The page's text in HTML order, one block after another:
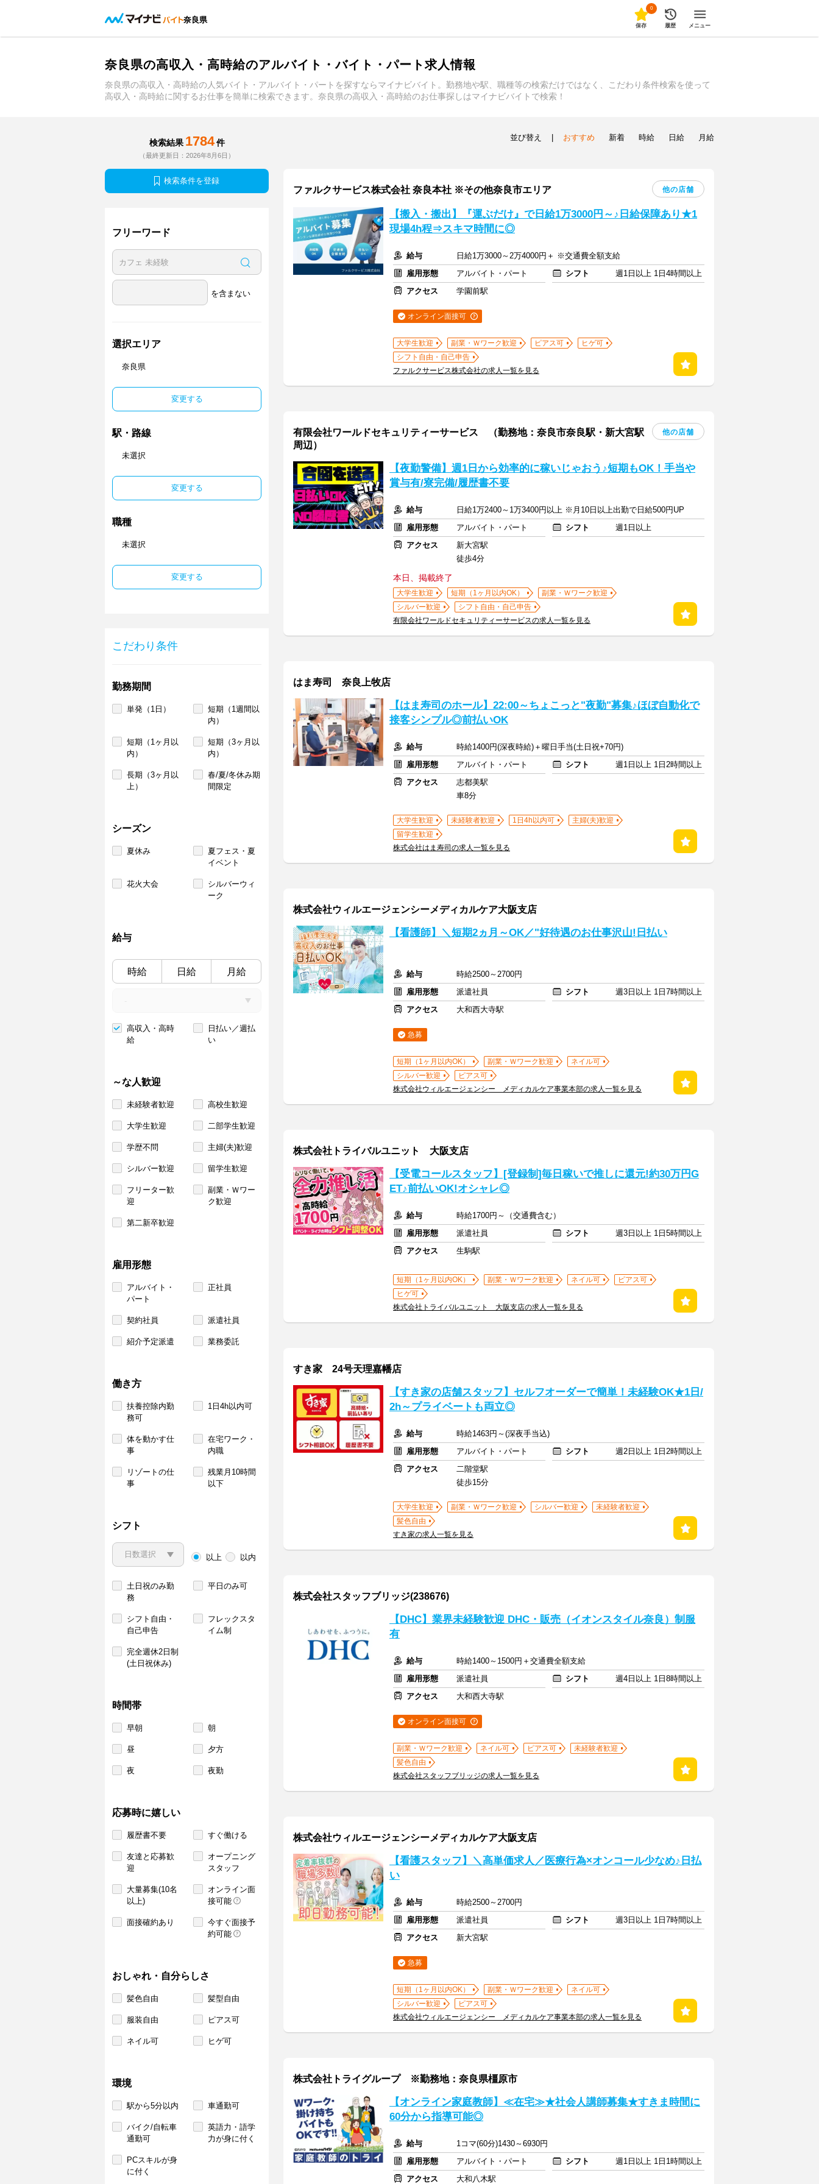
奈良県
0
保存 履歴 メニュー
奈良県の高収入・高時給のアルバイト・バイト・パート求人情報
奈良県の高収入・高時給の人気バイト・アルバイト・パートを探すならマイナビバイト。勤務地や駅、職種等の検索だけではなく、こだわり条件検索を使って
高収入・高時給に関するお仕事を簡単に検索できます。奈良県の高収入・高時給のお仕事探しはマイナビバイトで検索！
検索結果 1784 件
（最終更新日：2026年8月6日）
検索条件を登録
フリーワード
を含まない
選択エリア
奈良県
変更する
駅・路線
未選択
変更する
職種
未選択
変更する
こだわり条件
勤務期間
単発（1日）
短期（1週間以
内）
短期（1ヶ月以
内）
短期（3ヶ月以
内）
長期（3ヶ月以
上）
春/夏/冬休み期
間限定
シーズン
夏休み
夏フェス・夏
イベント
花火大会
シルバーウィ
ーク
給与
時給 日給 月給
高収入・高時
給
日払い／週払
い
～な人歓迎
未経験者歓迎 高校生歓迎
大学生歓迎 二部学生歓迎
学歴不問 主婦(夫)歓迎
シルバー歓迎 留学生歓迎
フリーター歓
迎
副業・Ｗワー
ク歓迎
第二新卒歓迎
雇用形態
アルバイト・
パート
正社員
契約社員 派遣社員
紹介予定派遣 業務委託
働き方
扶養控除内勤
務可
1日4h以内可
体を動かす仕
事
在宅ワーク・
内職
リゾートの仕
事
残業月10時間
以下
シフト
以上 以内
土日祝のみ勤
務
平日のみ可
シフト自由・
自己申告
フレックスタ
イム制
完全週休2日制
(土日祝休み)
時間帯
早朝 朝
昼 夕方
夜 夜勤
応募時に嬉しい
履歴書不要 すぐ働ける
友達と応募歓
迎
オープニング
スタッフ
大量募集(10名
以上)
オンライン面
接可能
面接確約あり
今すぐ面接予
約可能
おしゃれ・自分らしさ
髪色自由 髪型自由
服装自由 ピアス可
ネイル可 ヒゲ可
環境
駅から5分以内 車通勤可
バイク/自転車
通勤可
英語力・語学
力が身に付く
PCスキルが身
に付く
並び替え おすすめ 新着 時給 日給 月給
ファルクサービス株式会社 奈良本社 ※その他奈良市エリア 他の店舗
【搬入・搬出】『運ぶだけ』で日給1万3000円～♪日給保障あり★1
現場4h程⇒スキマ時間に◎
給与
日給1万3000～2万4000円＋ ※交通費全額支給
雇用形態
アルバイト・パート シフト
週1日以上 1日4時間以上
アクセス
学園前駅
オンライン面接可
大学生歓迎 副業・Ｗワーク歓迎 ピアス可
ヒゲ可
シフト自由・自己申告
ファルクサービス株式会社の求人一覧を見る
有限会社ワールドセキュリティーサービス （勤務地：奈良市奈良駅・新大宮駅
周辺）
他の店舗
【夜勤警備】週1日から効率的に稼いじゃおう♪短期もOK！手当や
賞与有/寮完備/履歴書不要
給与
日給1万2400～1万3400円以上 ※月10日以上出勤で日給500円UP
雇用形態
アルバイト・パート シフト
週1日以上
アクセス
新大宮駅
徒歩4分
本日、掲載終了
大学生歓迎 短期（1ヶ月以内OK）
副業・Ｗワーク歓迎
シルバー歓迎
シフト自由・自己申告
有限会社ワールドセキュリティーサービスの求人一覧を見る
はま寿司 奈良上牧店
【はま寿司のホール】22:00～ちょこっと"夜勤"募集♪ほぼ自動化で
接客シンプル◎前払いOK
給与
時給1400円(深夜時給)＋曜日手当(土日祝+70円)
雇用形態
アルバイト・パート シフト
週1日以上 1日2時間以上
アクセス
志都美駅
車8分
大学生歓迎 未経験者歓迎 1日4h以内可
主婦(夫)歓迎
留学生歓迎
株式会社はま寿司の求人一覧を見る
株式会社ウィルエージェンシーメディカルケア大阪支店
【看護師】＼短期2ヵ月～OK／"好待遇のお仕事沢山!日払い
給与
時給2500～2700円
雇用形態
派遣社員 シフト
週3日以上 1日7時間以上
アクセス
大和西大寺駅
急募
短期（1ヶ月以内OK） 副業・Ｗワーク歓迎
ネイル可
シルバー歓迎
ピアス可
株式会社ウィルエージェンシー メディカルケア事業本部の求人一覧を見る
株式会社トライバルユニット 大阪支店
【受電コールスタッフ】[登録制]毎日稼いで推しに還元!約30万円G
ET♪前払いOK!オシャレ◎
給与
時給1700円～（交通費含む）
雇用形態
派遣社員 シフト
週3日以上 1日5時間以上
アクセス
生駒駅
短期（1ヶ月以内OK） 副業・Ｗワーク歓迎 ネイル可
ピアス可
ヒゲ可
株式会社トライバルユニット 大阪支店の求人一覧を見る
すき家 24号天理嘉幡店
【すき家の店舗スタッフ】セルフオーダーで簡単！未経験OK★1日/
2h～プライベートも両立◎
給与
時給1463円～(深夜手当込)
雇用形態
アルバイト・パート シフト
週2日以上 1日2時間以上
アクセス
二階堂駅
徒歩15分
大学生歓迎 副業・Ｗワーク歓迎 シルバー歓迎
未経験者歓迎
髪色自由
すき家の求人一覧を見る
株式会社スタッフブリッジ(238676)
【DHC】業界未経験歓迎 DHC・販売（イオンスタイル奈良）制服
有
給与
時給1400～1500円＋交通費全額支給
雇用形態
派遣社員 シフト
週4日以上 1日8時間以上
アクセス
大和西大寺駅
オンライン面接可
副業・Ｗワーク歓迎 ネイル可 ピアス可
未経験者歓迎
髪色自由
株式会社スタッフブリッジの求人一覧を見る
株式会社ウィルエージェンシーメディカルケア大阪支店
【看護スタッフ】＼高単価求人／医療行為×オンコール少なめ♪日払
い
給与
時給2500～2700円
雇用形態
派遣社員 シフト
週3日以上 1日7時間以上
アクセス
新大宮駅
急募
短期（1ヶ月以内OK） 副業・Ｗワーク歓迎
ネイル可
シルバー歓迎
ピアス可
株式会社ウィルエージェンシー メディカルケア事業本部の求人一覧を見る
株式会社トライグループ ※勤務地：奈良県橿原市
【オンライン家庭教師】≪在宅≫★社会人講師募集★すきま時間に
60分から指導可能◎
給与
1コマ(60分)1430～6930円
雇用形態
アルバイト・パート シフト
週1日以上 1日1時間以上
アクセス
大和八木駅